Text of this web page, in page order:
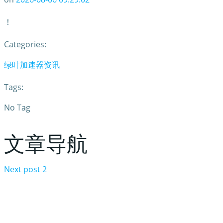
！
Categories:
绿叶加速器资讯
Tags:
No Tag
文章导航
Next post2